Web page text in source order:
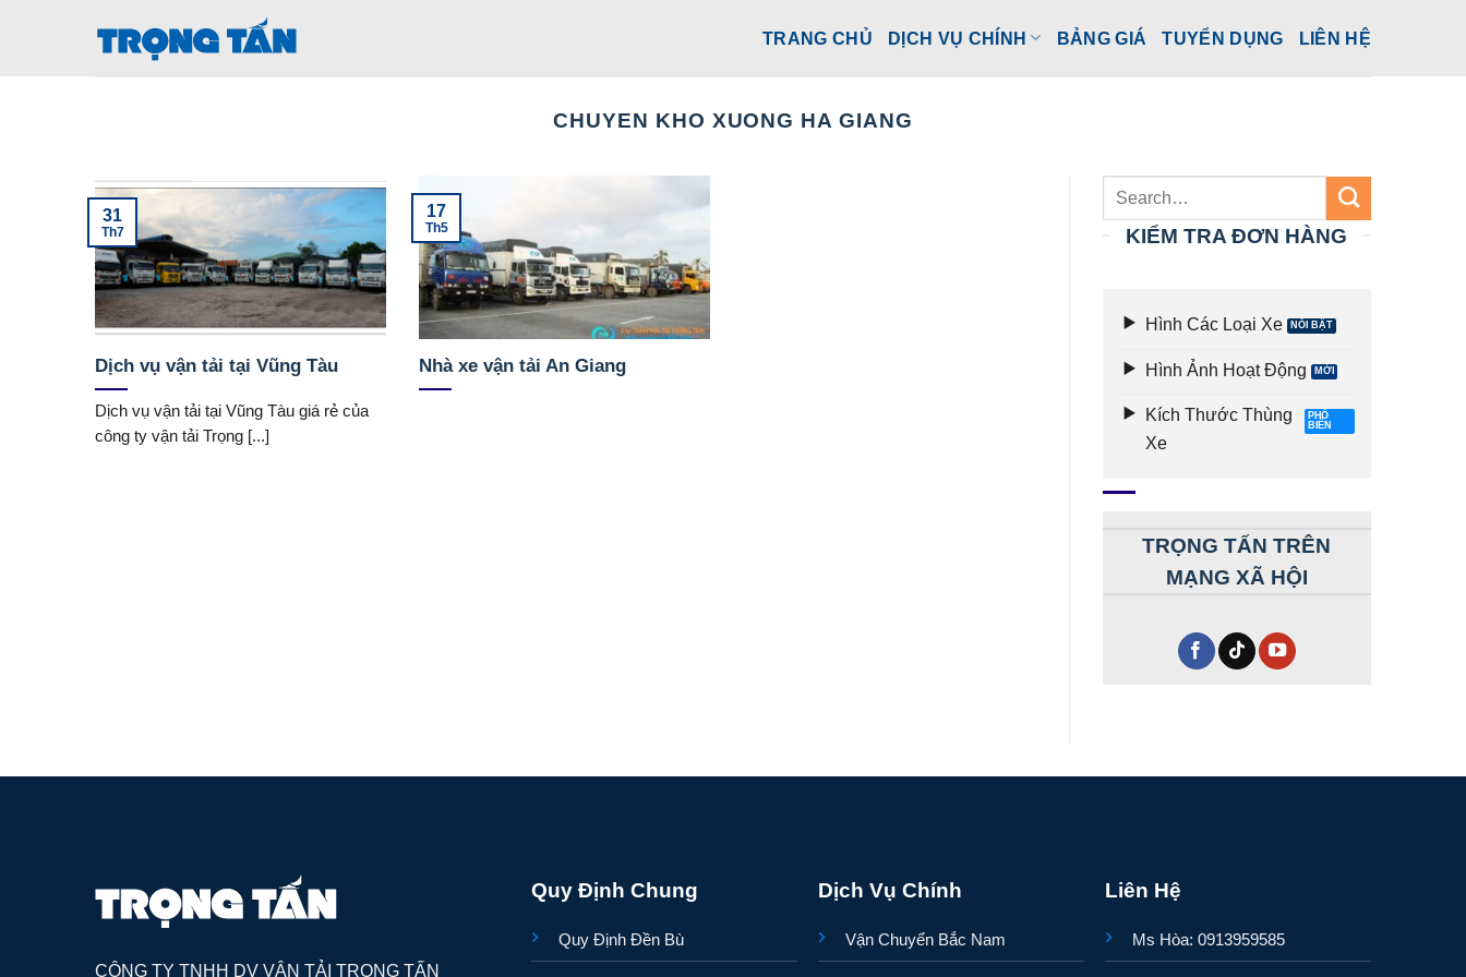
TRANG CHỦ DỊCH VỤ CHÍNH BẢNG GIÁ TUYỂN DỤNG LIÊN HỆ
CHUYEN KHO XUONG HA GIANG
Dịch vụ vận tải tại Vũng Tàu
Dịch vụ vận tải tại Vũng Tàu giá rẻ của
công ty vận tải Trọng [...]
31
Th7
Nhà xe vận tải An Giang
17
Th5 KIỂM TRA ĐƠN HÀNG
Hình Các Loại Xe
Hình Ảnh Hoạt Động
Kích Thước Thùng
Xe
TRỌNG TẤN TRÊN
MẠNG XÃ HỘI
CÔNG TY TNHH DV VẬN TẢI TRỌNG TẤN
Quy Định Chung
Quy Định Đền Bù
Dịch Vụ Chính
Vận Chuyển Bắc Nam
Liên Hệ
Ms Hòa: 0913959585